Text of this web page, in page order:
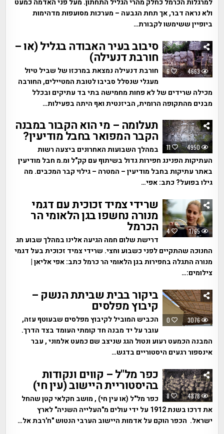
למרגלות הכרמל כחלק מהרי הגליל התחתון. מעל פני האדמה כמעט
ולא נראה דבר, אך תחת הגבעה – מערכות מסועפות מדהימות
ביופיין ששימשו לקבורת…
6 4663
סיבוב בעיר האבודה בגליל (או –
חורבת דנעילה)
חורבת דנעילה נמצאת במרכזו של שביל טיול
מעגלי שנסלל סביבו לטובת המטיילים, החורבה
מכילה שרידים של לא פחות מחמישה בתי בד עתיקים ובכלל
מבנים מהתקופה הרומית, הביזנטית ואף היתה בפעילות…
11 4950
תעלומה – מי הוא הקבור במבנה
הקבר המפואר בחבל מודיעין?
במהלך השבועות האחרונים ביצעה רשות
העתיקות הפנינג חפירות גדול בשיתוף עם קק"ל ומ.מ חבל מודיעין
באתר עתיקות בחבל מודיעין – המטרה – גילוי קבר המכבים. מה
גילו בפועל? כתב: אפי…
4 1765
שרידי צמיד זכוכית עם דגמי
מנורה נחשפו בגן הלאומי הר
הכרמל
דרישת שלום חמה הגיעה אלינו במהלך שבוע חג
החנוכה שהתקיים לפני כשבוע וחצי. שרידי צמיד זכוכית בעל דגמי
מנורה התגלה בחפירות בגן הלאומי הר כרמל כתב: אפי אליאן |
צילומים:…
0 3076
ביקור בבית שביתת הנשק –
קיבוץ מפלסים
הכביש המוביל לקיבוץ מפלסים שבעוטף עזה,
עובר על יד מבנה חד קומתי העומד בצד הדרך.
המבנה הכמעט רעוע ונטול הגג שניצב שם כמעט אלמוני , עבר
אינספור רגעים היסטוריים בדגש…
8 4878
כפר מל"ל – קווים ונקודות
בהיסטוריית היישוב (עין חי)
כפר מל"ל (או עין חי) , מושב חקלאי קטן שהחל
את דרכו בשנת 1912 על ידי עולים מ"העלייה השניה" לארץ
ישראל. הכפר הוקם על אדמות היישוב הערבי הנטוש "ח'רבת אל…